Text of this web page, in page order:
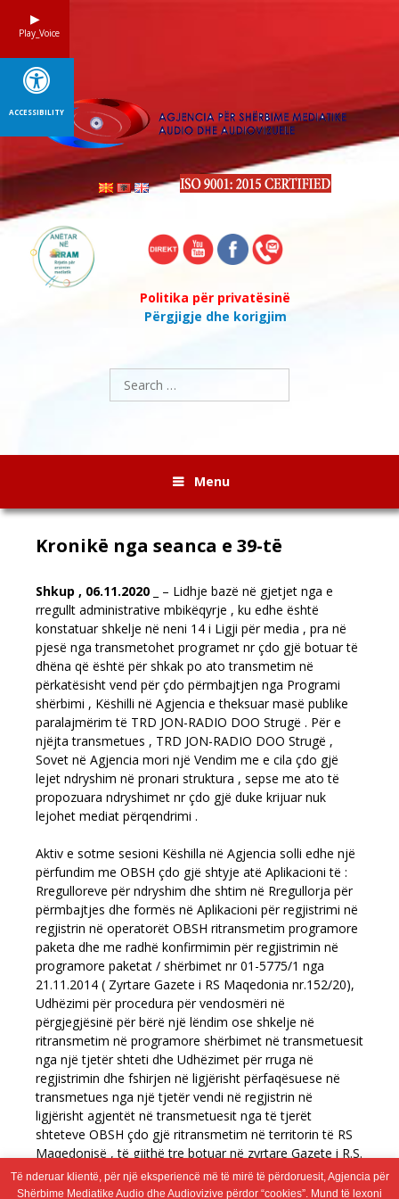
Politika për privatësinë
Përgjigje dhe korigjim
Search
for:
Menu
Kronikë nga seanca e 39-të
Shkup , 06.11.2020
_ – Lidhje bazë në gjetjet nga e
rregullt administrative mbikëqyrje , ku edhe është
konstatuar shkelje në neni 14 i Ligji për media , pra në
pjesë nga transmetohet programet nr çdo gjë botuar të
dhëna që është për shkak po ato transmetim në
përkatësisht vend për çdo përmbajtjen nga Programi
shërbimi , Këshilli në Agjencia e theksuar masë publike
paralajmërim të TRD JON-RADIO DOO Strugë . Për e
njëjta transmetues , TRD JON-RADIO DOO Strugë ,
Sovet në Agjencia mori një Vendim me e cila çdo gjë
lejet ndryshim në pronari struktura , sepse me ato të
propozuara ndryshimet nr çdo gjë duke krijuar nuk
lejohet mediat përqendrimi .
Aktiv e sotme sesioni Këshilla në Agjencia solli edhe një
përfundim me OBSH çdo gjë shtyje atë Aplikacioni të :
Rregulloreve për ndryshim dhe shtim në Rregullorja për
përmbajtjes dhe formës në Aplikacioni për regjistrimi në
regjistrin në operatorët OBSH ritransmetim programore
paketa dhe me radhë konfirmimin për regjistrimin në
programore paketat / shërbimet nr 01-5775/1 nga
21.11.2014 ( Zyrtare Gazete i RS Maqedonia nr.152/20),
Udhëzimi për procedura për vendosmëri në
përgjegjësinë për bërë një lëndim ose shkelje në
ritransmetim në programore shërbimet në transmetuesit
nga një tjetër shteti dhe Udhëzimet për rruga në
regjistrimin dhe fshirjen në ligjërisht përfaqësuese në
transmetues nga një tjetër vendi në regjistrin në
ligjërisht agjentët në transmetuesit nga të tjerët
shteteve OBSH çdo gjë ritransmetim në territorin të RS
Maqedonisë , të gjithë tre botuar në zyrtare Gazete i R.S.
Maqedonia jo . 152/20, datë 09.06.2020 , në _ Afati i
fundit prej 30 ditësh nga dekret në këtë përfundim .
Të nderuar klientë, për një eksperiencë më të mirë të përdoruesit, Agjencia për
Shërbime Mediatike Audio dhe Audiovizive përdor “cookies”. Mund të lexoni
Play_Voice
ACCESSIBILITY